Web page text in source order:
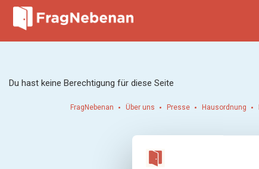
Du hast keine Berechtigung für diese Seite
FragNebenan Über uns Presse Hausordnung